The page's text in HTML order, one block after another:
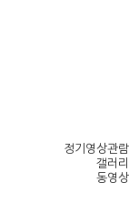
정기영상관람
갤러리
동영상